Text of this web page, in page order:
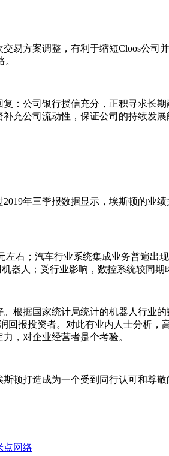
方案调整，有利于缩短Cloos公司
：公司银行授信充分，正积寻求长
充公司流动性，保证公司的持续发展
年三季报数据显示，埃斯顿的业
右；汽车行业系统集成业务普遍出
器人；受行业影响，数控系统较同期
根据国家统计局统计的机器人行业
回报投资者。对此有业内人士分析，
，对企业经营者是个考验。
顿打造成为一个受到同行认可和尊敬
点网络